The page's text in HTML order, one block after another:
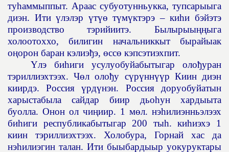
туһаммыппыт. Араас субуотунньукка, тупсарыыга
диэн. Итиүлэлэр үтүө түмүктэрэ – киһи бэйэтэ
производство тэрийиитэ. Былырыыңңыга
холоотоххо, билигин начальниккыт бырайыак
оңорон баран кэлиэђэ, өссө кэпсэтиэхпит.
Үлэ биһиги усулуобуйабытыгар олођуран
тэриллиэхтээх. Чөл олођу сүрүннүүр Киин диэн
киирдэ. Россияүрдүнэн. Россия доруобуйатын
харыстабыла сайдар биир дьоһун хардыыта
буолла. Онон ол чиңиир. 1 мөл. нэһилиэнньэлээх
биһиги республикабытыгар 200 тыһ. киһиэхэ 1
киин тэриллиэхтээх. Холобура, Горнай хас да
нэһилиэгин талан. Ити быыбардыыр уокуруктары